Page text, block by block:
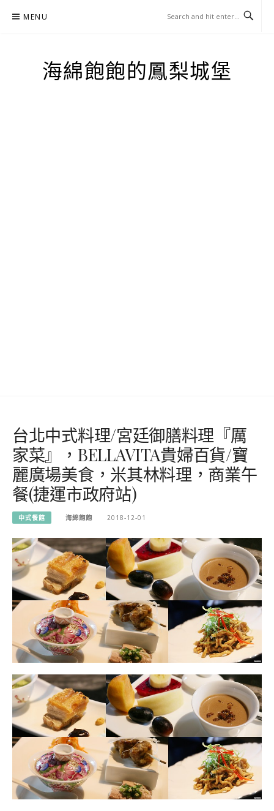
MENU
海綿飽飽的鳳梨城堡
台北中式料理/宮廷御膳料理『厲
家菜』，BELLAVITA貴婦百貨/寶
麗廣場美食，米其林料理，商業午
餐(捷運市政府站)
中式餐館 海綿飽飽 2018-12-01